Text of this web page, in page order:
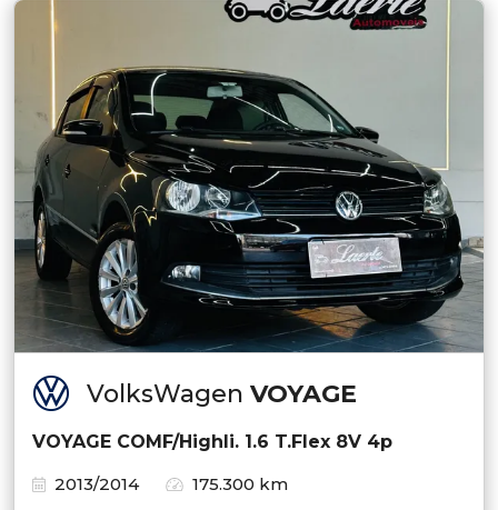
VolksWagen VOYAGE
VOYAGE COMF/Highli. 1.6 T.Flex 8V 4p
2013/2014
175.300 km